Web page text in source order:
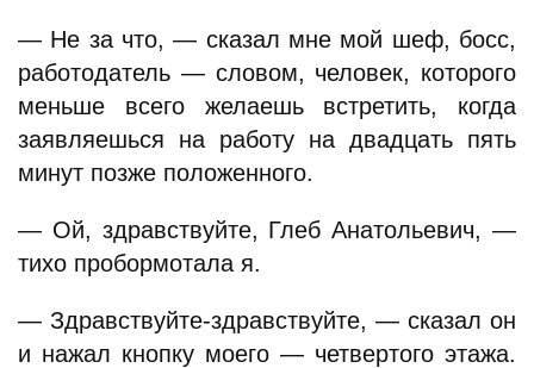
— Не за что, — сказал мне мой шеф, босс,
работодатель — словом, человек, которого
меньше всего желаешь встретить, когда
заявляешься на работу на двадцать пять
минут позже положенного.
— Ой, здравствуйте, Глеб Анатольевич, —
тихо пробормотала я.
— Здравствуйте-здравствуйте, — сказал он
и нажал кнопку моего — четвертого этажа.